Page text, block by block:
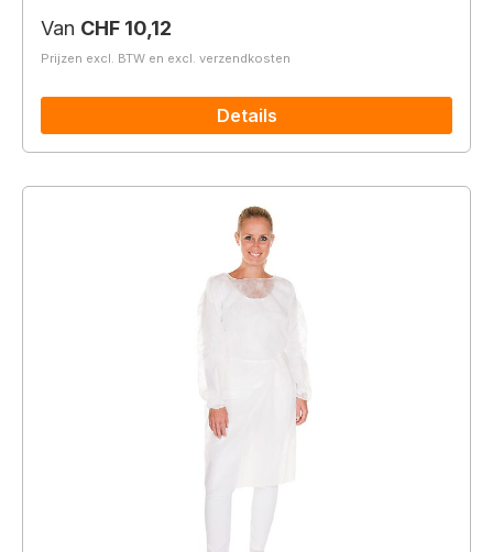
Normale prijs:
Van CHF 10,12
Prijzen excl. BTW en excl. verzendkosten
Details